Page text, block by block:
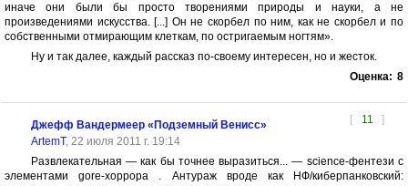
иначе они были бы просто творениями природы и науки, а не
произведениями искусства. [...] Он не скорбел по ним, как не скорбел и по
собственными отмирающим клеткам, по остригаемым ногтям».
Ну и так далее, каждый рассказ по-своему интересен, но и жесток.
Оценка: 8
[ 11 ]
Джефф Вандермеер «Подземный Венисс»
ArtemT, 22 июля 2011 г. 19:14
Развлекательная — как бы точнее выразиться... — science-фентези с
элементами gore-хоррора . Антураж вроде как НФ/киберпанковский: